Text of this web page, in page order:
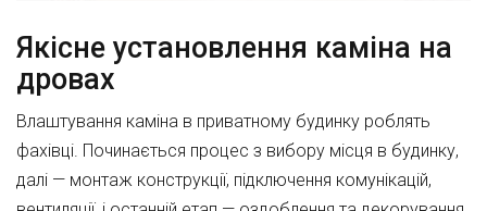
Якісне установлення каміна на
дровах
Влаштування каміна в приватному будинку роблять
фахівці. Починається процес з вибору місця в будинку,
далі — монтаж конструкції, підключення комунікацій,